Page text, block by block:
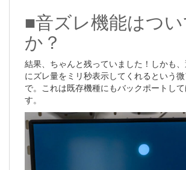
■音ズレ機能はつ
か？
結果、ちゃんと残っていました！しかも
にズレ量をミリ秒表示してくれるという
で。これは既存機種にもバックポートし
す。